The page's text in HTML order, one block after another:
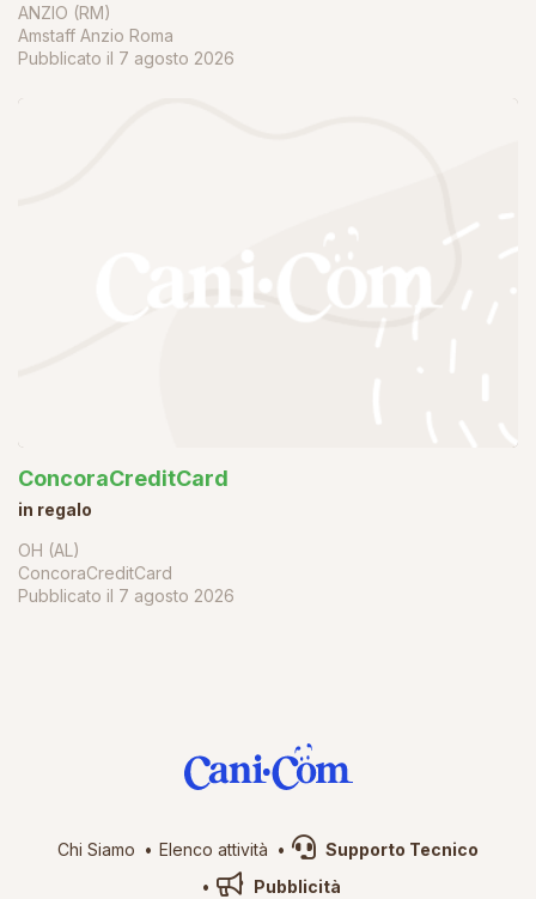
ANZIO (RM)
Amstaff Anzio Roma
Pubblicato il 7 agosto 2026
ConcoraCreditCard
in regalo
OH (AL)
ConcoraCreditCard
Pubblicato il 7 agosto 2026
Chi Siamo Elenco attività
Supporto Tecnico
Pubblicità